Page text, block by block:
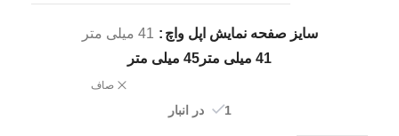
سایز صفحه نمایش اپل واچ
41 میلی متر
41 میلی متر
45 میلی متر
صاف
1 در انبار